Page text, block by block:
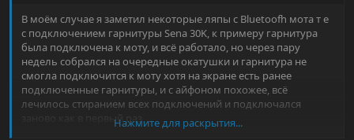
В моём случае я заметил некоторые ляпы с Bluetoofh мота т е
с подключением гарнитуры Sena 30K, к примеру гарнитура
была подключена к моту, и всё работало, но через пару
недель собрался на очередные окатушки и гарнитура не
смогла подключится к моту хотя на экране есть ранее
подключенные гарнитуры, и с айфоном похожее, всё
лечилось стиранием всех подключений и подключался
заново как в первый раз,
Далее в течении всей поездки сбоев не обнаружил, но всё-
Нажмите для раскрытия...